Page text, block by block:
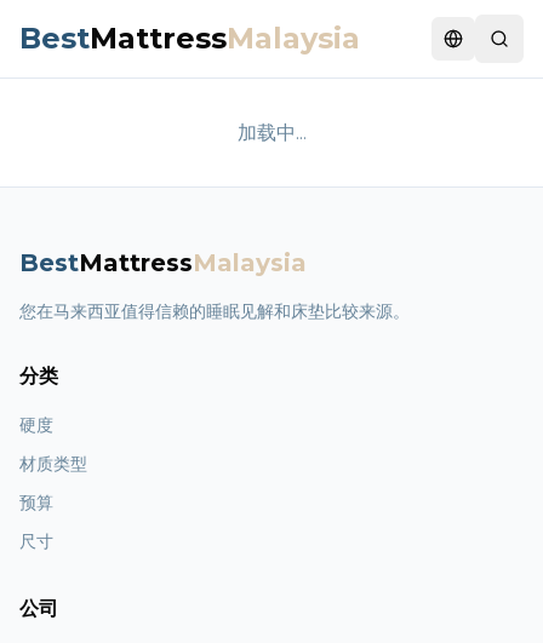
BestMattressMalaysia Switch
加载中...
BestMattressMalaysia
您在马来西亚值得信赖的睡眠见解和床垫比较来源。
分类
硬度
材质类型
预算
尺寸
公司